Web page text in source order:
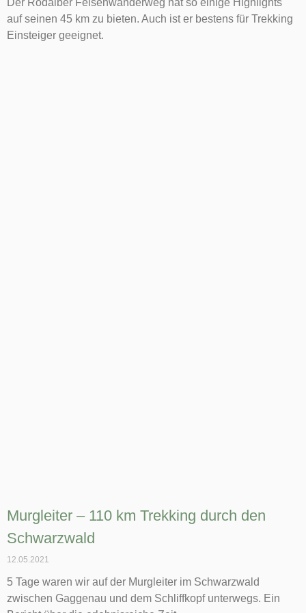
Der Rodalber Felsenwanderweg hat so einige Highlights
auf seinen 45 km zu bieten. Auch ist er bestens für Trekking
Einsteiger geeignet.
Murgleiter – 110 km Trekking durch den
Schwarzwald
12.05.2021
5 Tage waren wir auf der Murgleiter im Schwarzwald
zwischen Gaggenau und dem Schliffkopf unterwegs. Ein